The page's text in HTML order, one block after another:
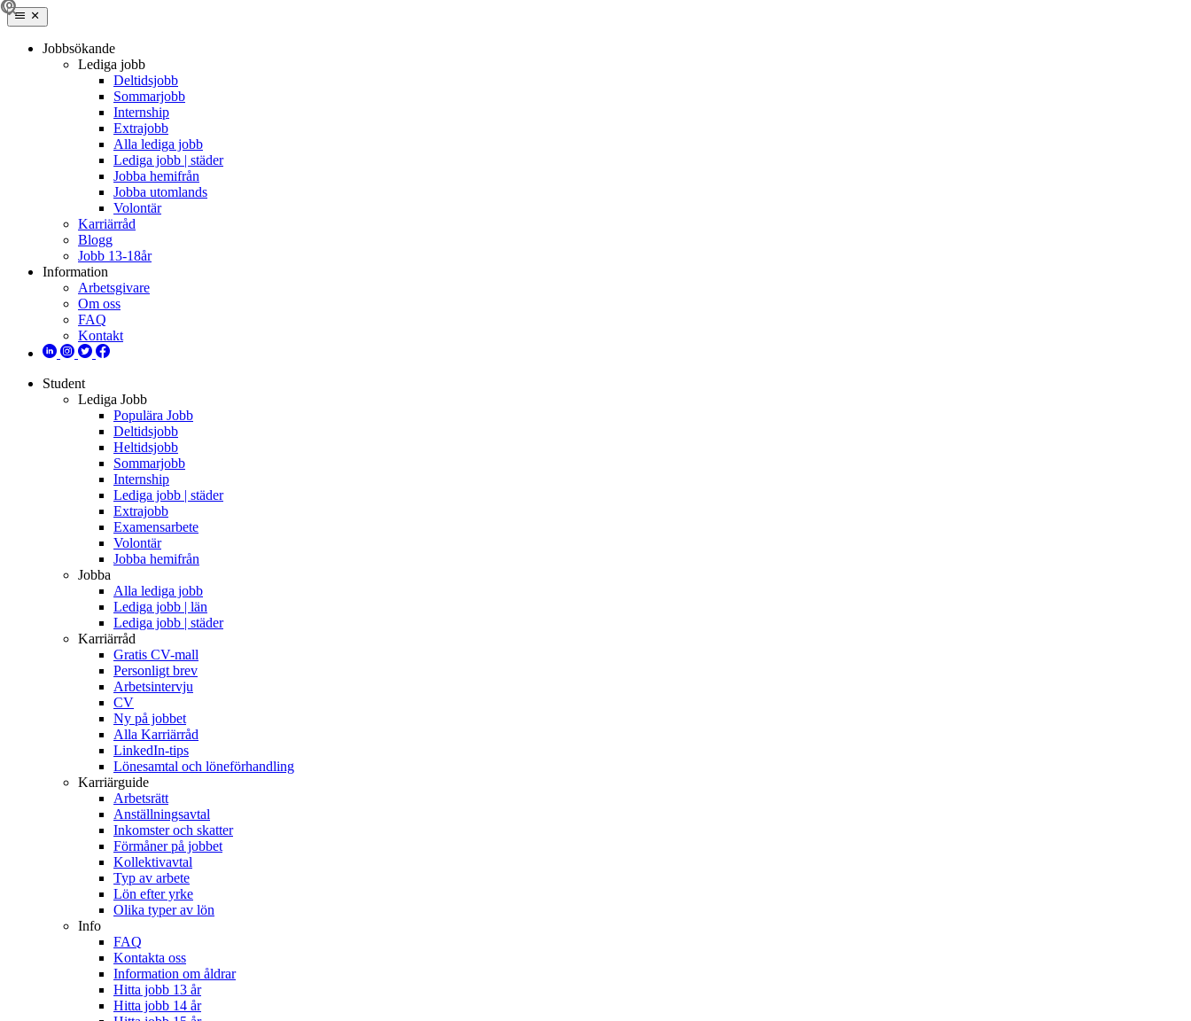
Jobbsökande
Lediga jobb
Deltidsjobb
Sommarjobb
Internship
Extrajobb
Alla lediga jobb
Lediga jobb | städer
Jobba hemifrån
Jobba utomlands
Volontär
Karriärråd
Blogg
Jobb 13-18år
Information
Arbetsgivare
Om oss
FAQ
Kontakt
Student
Lediga Jobb
Populära Jobb
Deltidsjobb
Heltidsjobb
Sommarjobb
Internship
Lediga jobb | städer
Extrajobb
Examensarbete
Volontär
Jobba hemifrån
Jobba
Alla lediga jobb
Lediga jobb | län
Lediga jobb | städer
Karriärråd
Gratis CV-mall
Personligt brev
Arbetsintervju
CV
Ny på jobbet
Alla Karriärråd
LinkedIn-tips
Lönesamtal och löneförhandling
Karriärguide
Arbetsrätt
Anställningsavtal
Inkomster och skatter
Förmåner på jobbet
Kollektivavtal
Typ av arbete
Lön efter yrke
Olika typer av lön
Info
FAQ
Kontakta oss
Information om åldrar
Hitta jobb 13 år
Hitta jobb 14 år